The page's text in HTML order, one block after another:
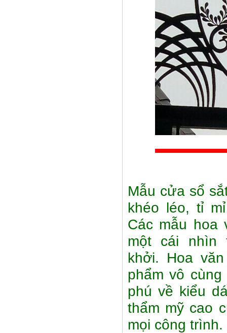
Mẫu cửa sổ
khéo léo, tỉ
Các mẫu hoa
một cái nhìn
khởi. Hoa
phẩm vô
phú về kiểu
thẩm mỹ cao
mọi công trình.